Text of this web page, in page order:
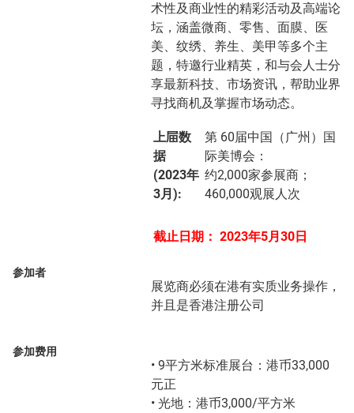
术性及商业性的精彩活动及高端论
坛，涵盖微商、零售、面膜、医
美、纹绣、养生、美甲等多个主
题，特邀行业精英，和与会人士分
享最新科技、市场资讯，帮助业界
寻找商机及掌握市场动态。
上屇数
据
(2023年
3月):
第 60届中国（广州）国
际美博会：
约2,000家参展商；
460,000观展人次
截止日期： 2023年5月30日
参加者
展览商必须在港有实质业务操作，
并且是香港注册公司
参加费用
• 9平方米标准展台：港币33,000
元正
• 光地：港币3,000/平方米